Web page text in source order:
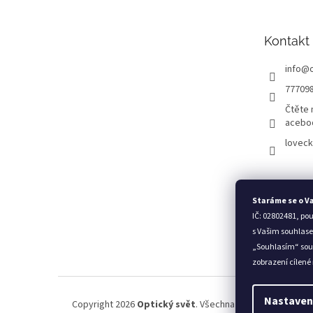
Staráme se o
IČ: 02802481,
s Vašim
„Souhlasím“
zobrazení
Kontakt
info@
Čtěte
Copyright 2026 Optický svět. Všechna práva vyhrazena.